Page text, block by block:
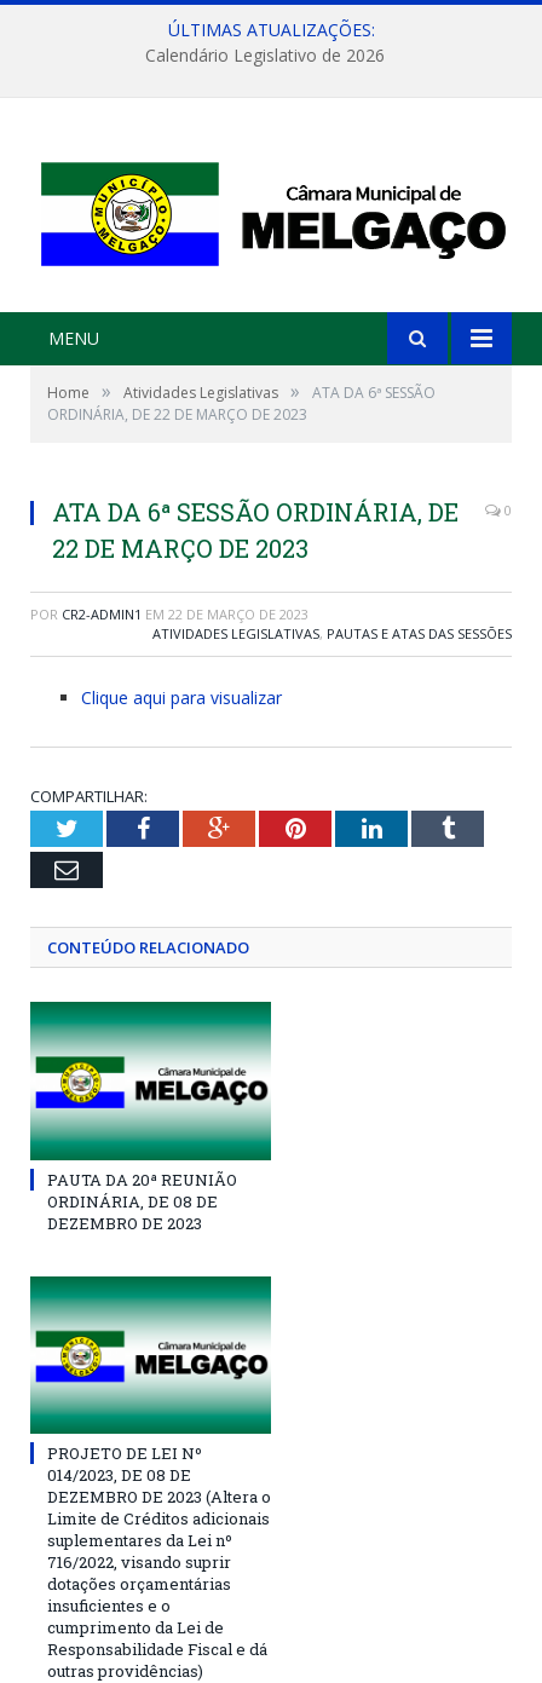
ÚLTIMAS ATUALIZAÇÕES:
Calendário Legislativo de 2026
MENU
Home » Atividades Legislativas »
ATA DA 6ª SESSÃO
ORDINÁRIA, DE 22 DE MARÇO DE 2023
ATA DA 6ª SESSÃO ORDINÁRIA, DE
22 DE MARÇO DE 2023
0
POR CR2-ADMIN1 EM 22 DE MARÇO DE 2023
ATIVIDADES LEGISLATIVAS, PAUTAS E ATAS DAS SESSÕES
Clique aqui para visualizar
COMPARTILHAR:
TwitterFacebookGoogle+PinterestLinkedInTumblr
Email
CONTEÚDO RELACIONADO
PAUTA DA 20ª REUNIÃO
ORDINÁRIA, DE 08 DE
DEZEMBRO DE 2023
PROJETO DE LEI Nº
014/2023, DE 08 DE
DEZEMBRO DE 2023 (Altera o
Limite de Créditos adicionais
suplementares da Lei nº
716/2022, visando suprir
dotações orçamentárias
insuficientes e o
cumprimento da Lei de
Responsabilidade Fiscal e dá
outras providências)